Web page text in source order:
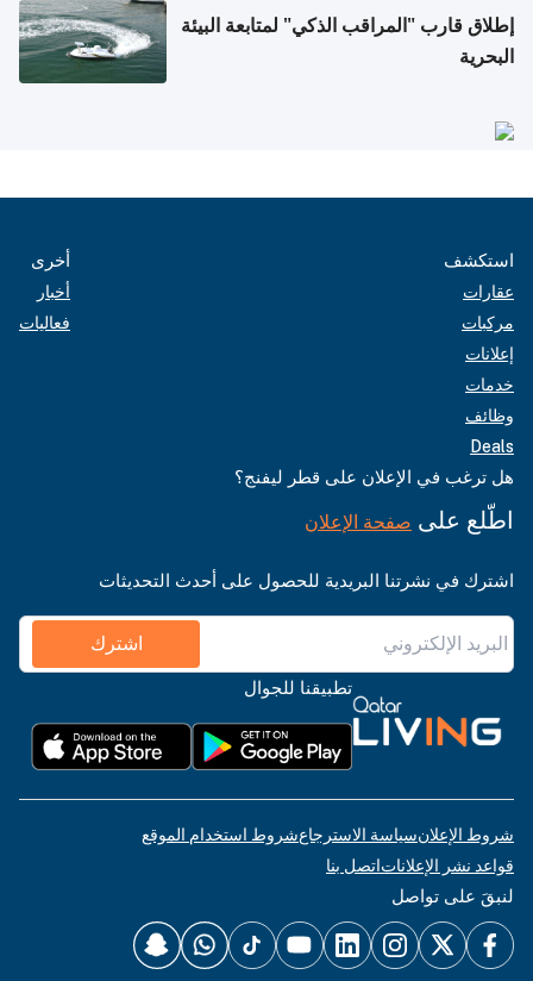
إطلاق قارب "المراقب الذكي" لمتابعة البيئة
البحرية
استكشف
عقارات
مركبات
إعلانات
خدمات
وظائف
Deals
أخرى
أخبار
فعاليات
هل ترغب في الإعلان على قطر ليفنج؟
اطّلع على صفحة الإعلان
اشترك في نشرتنا البريدية للحصول على أحدث التحديثات
اشترك
تطبيقنا للجوال
شروط الإعلانسياسة الاسترجاعشروط استخدام الموقع
قواعد نشر الإعلاناتاتصل بنا
لنبقَ على تواصل